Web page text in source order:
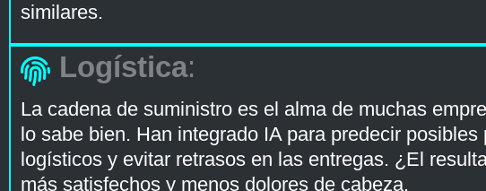
similares.
Logística:
La cadena de suministro es el alma de muchas
lo sabe bien. Han integrado IA para predecir posibles
logísticos y evitar retrasos en las entregas. ¿El
más satisfechos y menos dolores de cabeza.